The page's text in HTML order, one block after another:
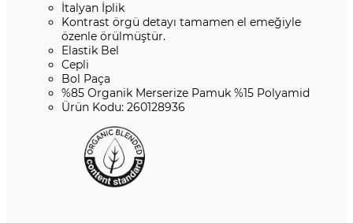
İtalyan İplik
Kontrast örgü detayı tamamen el emeğiyle
özenle örülmüştür.
Elastik Bel
Cepli
Bol Paça
%85 Organik Merserize Pamuk %15 Polyamid
Ürün Kodu: 260128936